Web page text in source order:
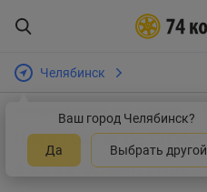
Челябинск
Ваш город Челябинск?
Да Выбрать другой
Интернет-магазин шин и дисков
Шины Goodride CR966
Оставить отзыв